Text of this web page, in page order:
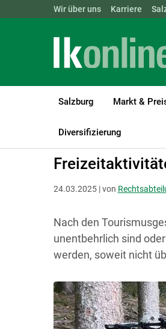
Landwirtschaftskammern:
Wir über uns Karriere
Salzburg Markt &
Diversifizierung
LK Salzburg Recht & Steuer
24.03.2025 | von
Nach den
unentbehrlich sind
werden, soweit nicht